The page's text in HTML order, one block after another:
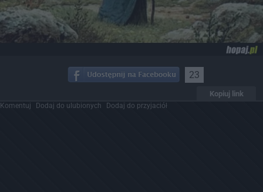
23
Kopiuj link
Komentuj Dodaj do ulubionych Dodaj do przyjaciół